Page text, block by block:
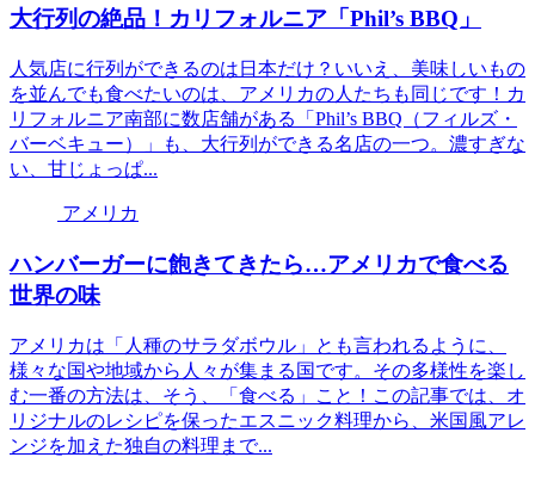
大行列の絶品！カリフォルニア「Phil’s BBQ」
人気店に行列ができるのは日本だけ？いいえ、美味しいもの
を並んでも食べたいのは、アメリカの人たちも同じです！カ
リフォルニア南部に数店舗がある「Phil’s BBQ（フィルズ・
バーベキュー）」も、大行列ができる名店の一つ。濃すぎな
い、甘じょっぱ...
アメリカ
ハンバーガーに飽きてきたら…アメリカで食べる
世界の味
アメリカは「人種のサラダボウル」とも言われるように、
様々な国や地域から人々が集まる国です。その多様性を楽し
む一番の方法は、そう、「食べる」こと！この記事では、オ
リジナルのレシピを保ったエスニック料理から、米国風アレ
ンジを加えた独自の料理まで...